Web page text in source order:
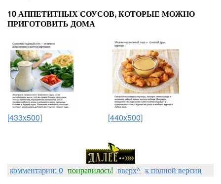
10 АППЕТИТНЫХ СОУСОВ, КОТОРЫЕ МОЖНО
ПРИГОТОВИТЬ ДОМА
[433x500] [440x500]
комментарии: 0 понравилось! вверх^ к полной версии